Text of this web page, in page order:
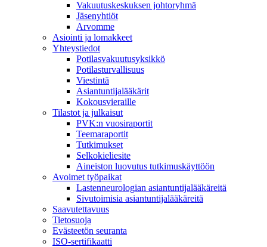
Vakuutuskeskuksen johtoryhmä
Jäsenyhtiöt
Arvomme
Asiointi ja lomakkeet
Yhteystiedot
Potilasvakuutusyksikkö
Potilasturvallisuus
Viestintä
Asiantuntijalääkärit
Kokousvieraille
Tilastot ja julkaisut
PVK:n vuosiraportit
Teemaraportit
Tutkimukset
Selkokieliesite
Aineiston luovutus tutkimuskäyttöön
Avoimet työpaikat
Lastenneurologian asiantuntijalääkäreitä
Sivutoimisia asiantuntijalääkäreitä
Saavutettavuus
Tietosuoja
Evästeetön seuranta
ISO-sertifikaatti